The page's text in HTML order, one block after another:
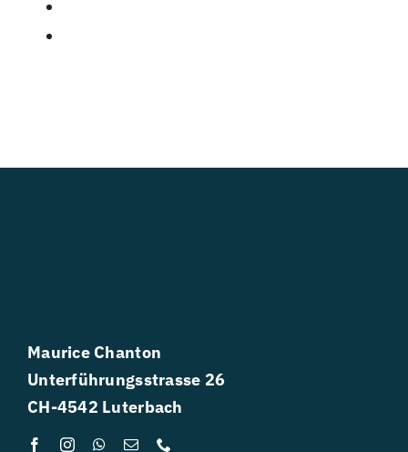
Maurice Chanton
Unterführungsstrasse 26
CH-4542 Luterbach